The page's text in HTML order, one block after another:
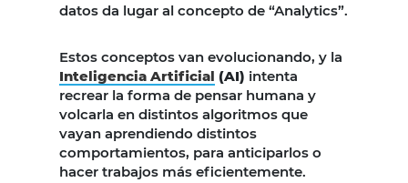
datos da lugar al concepto de “Analytics”.
Estos conceptos van evolucionando, y la
Inteligencia Artificial (AI) intenta
recrear la forma de pensar humana y
volcarla en distintos algoritmos que
vayan aprendiendo distintos
comportamientos, para anticiparlos o
hacer trabajos más eficientemente.